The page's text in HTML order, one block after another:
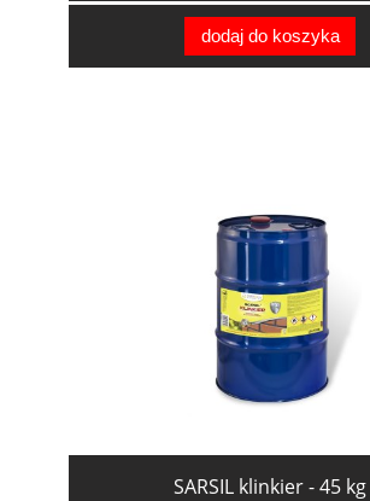
dodaj do koszyka
SARSIL klinkier - 45 kg